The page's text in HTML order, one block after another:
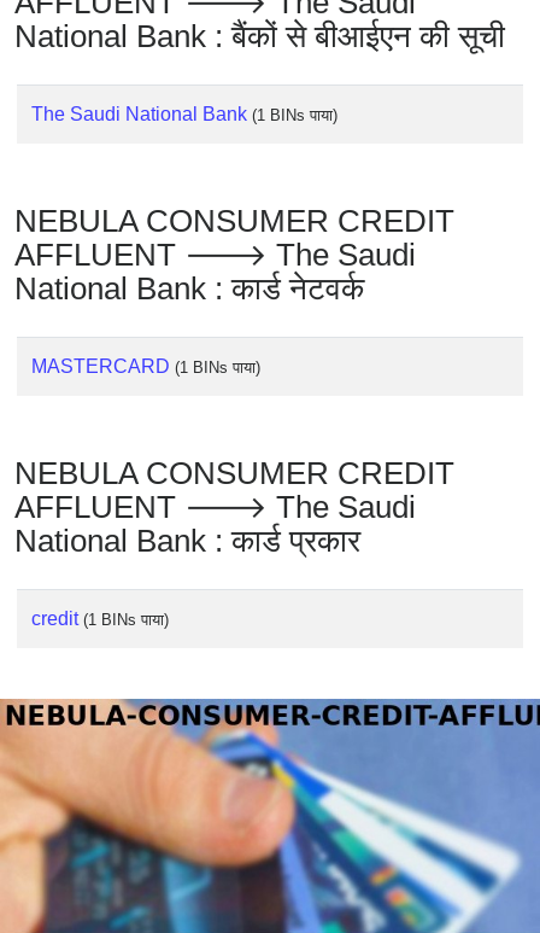
National Bank : बैंकों से बीआईएन की सूची
The Saudi National Bank (1 BINs पाया)
NEBULA CONSUMER CREDIT
AFFLUENT 🡒 The Saudi
National Bank : कार्ड नेटवर्क
MASTERCARD (1 BINs पाया)
NEBULA CONSUMER CREDIT
AFFLUENT 🡒 The Saudi
National Bank : कार्ड प्रकार
credit (1 BINs पाया)